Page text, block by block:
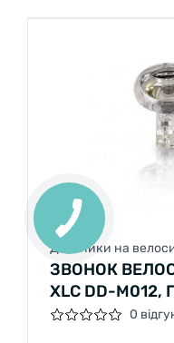
Дзвоники на
ЗВОНОК
XLC DD-
СЕРЕБРЯНЫЙ,
0
КНОПКА
ЗВ'ЯЗКУ